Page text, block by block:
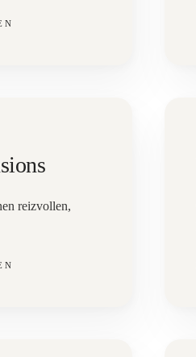
reizvollen,